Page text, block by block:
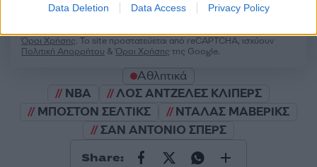
Data Deletion Data Access Privacy Policy
Υποβολή σχολίου
Όροι Χρήσης. Το site προστατεύεται από reCAPTCHA, ισχύουν
Πολιτική Απορρήτου &Όροι Χρήσης της Google.
Αθλητικά
NBA
ΛΟΣ ΑΝΤΖΕΛΕΣ ΚΛΙΠΕΡΣ
ΜΠΟΣΤΟΝ ΣΕΛΤΙΚΣ
ΝΤΑΛΑΣ ΜΑΒΕΡΙΚΣ
ΣΑΝ ΑΝΤΟΝΙΟ ΣΠΕΡΣ
Share: